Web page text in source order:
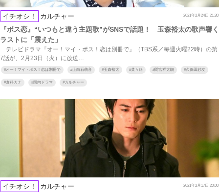
イチオシ！ カルチャー 2021年2月24日 21:30
『ボス恋』“いつもと違う主題歌”がSNSで話題！ 玉森裕太の歌声響く
ラストに「震えた」
テレビドラマ『オー！マイ・ボス！恋は別冊で』（TBS系／毎週火曜22時）の第
7話が、2月23日（火）に放送…
#オー！マイ・ボス！恋は別冊で #上白石萌音 #玉森裕太 #菜々緒 #間宮祥太朗 #久保田紗友
#倉科カナ #国内ドラマ #カルチャー
イチオシ！ カルチャー 2021年2月17日 20:00